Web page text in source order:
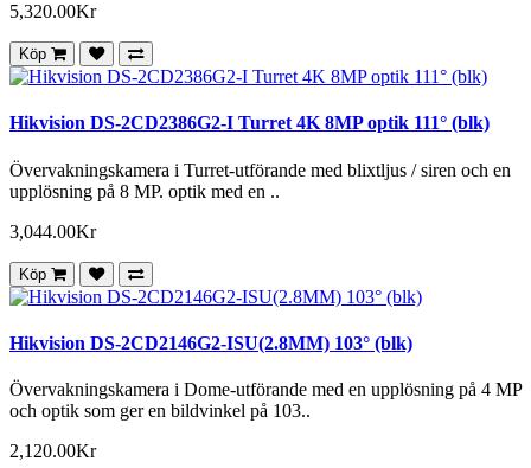
5,320.00Kr
Köp
Hikvision DS-2CD2386G2-I Turret 4K 8MP optik 111° (blk)
Övervakningskamera i Turret-utförande med blixtljus / siren och en
upplösning på 8 MP. optik med en ..
3,044.00Kr
Köp
Hikvision DS-2CD2146G2-ISU(2.8MM) 103° (blk)
Övervakningskamera i Dome-utförande med en upplösning på 4 MP
och optik som ger en bildvinkel på 103..
2,120.00Kr